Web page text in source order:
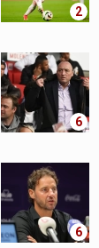
2
6
6